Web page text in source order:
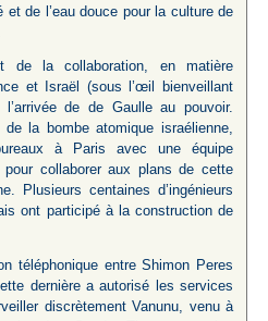
et de l’eau douce pour la culture de
de la collaboration, en matière
et Israël (sous l’œil bienveillant
de de Gaulle au pouvoir.
la bombe atomique israélienne,
à Paris avec une équipe
pour collaborer aux plans de cette
Plusieurs centaines d’ingénieurs
ont participé à la construction de
téléphonique entre Shimon Peres
dernière a autorisé les services
discrètement Vanunu, venu à